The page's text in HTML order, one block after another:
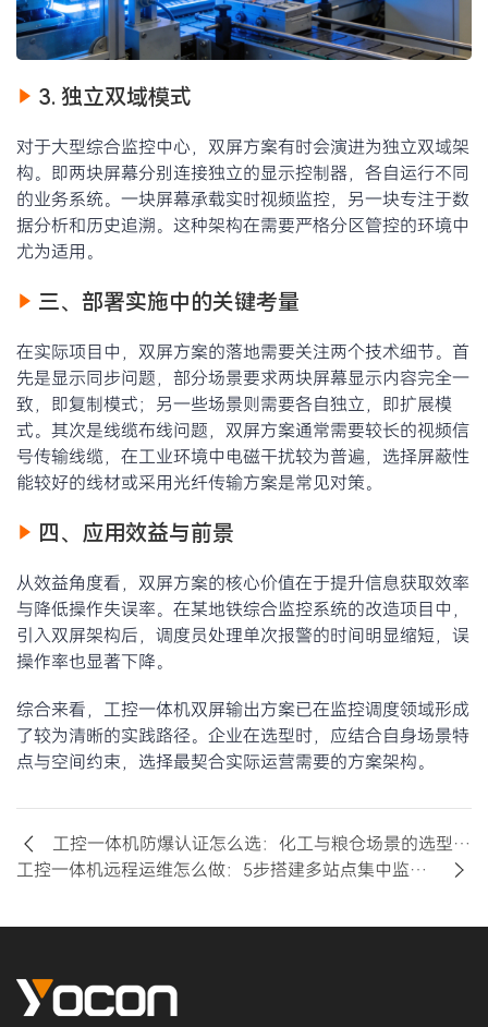
3. 独立双域模式
对于大型综合监控中心，双屏方案有时会演进为独立双域架
构。即两块屏幕分别连接独立的显示控制器，各自运行不同
的业务系统。一块屏幕承载实时视频监控，另一块专注于数
据分析和历史追溯。这种架构在需要严格分区管控的环境中
尤为适用。
三、部署实施中的关键考量
在实际项目中，双屏方案的落地需要关注两个技术细节。首
先是显示同步问题，部分场景要求两块屏幕显示内容完全一
致，即复制模式；另一些场景则需要各自独立，即扩展模
式。其次是线缆布线问题，双屏方案通常需要较长的视频信
号传输线缆，在工业环境中电磁干扰较为普遍，选择屏蔽性
能较好的线材或采用光纤传输方案是常见对策。
四、应用效益与前景
从效益角度看，双屏方案的核心价值在于提升信息获取效率
与降低操作失误率。在某地铁综合监控系统的改造项目中，
引入双屏架构后，调度员处理单次报警的时间明显缩短，误
操作率也显著下降。
综合来看，工控一体机双屏输出方案已在监控调度领域形成
了较为清晰的实践路径。企业在选型时，应结合自身场景特
点与空间约束，选择最契合实际运营需要的方案架构。
工控一体机防爆认证怎么选：化工与粮仓场景的选型避坑
工控一体机远程运维怎么做：5步搭建多站点集中监控体系